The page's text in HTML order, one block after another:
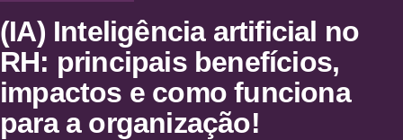
(IA) Inteligência artificial no
RH: principais benefícios,
impactos e como funciona
para a organização!